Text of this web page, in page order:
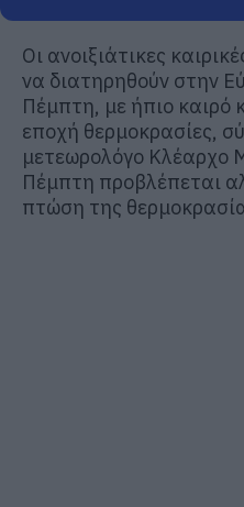
Οι ανοιξιάτικες
να διατηρηθούν στην
Πέμπτη, με ήπιο καιρό
εποχή θερμοκρασίες,
μετεωρολόγο Κλέαρχο
Πέμπτη προβλέπεται
πτώση της